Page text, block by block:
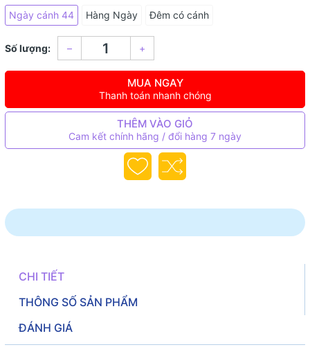
Ngày cánh 44
Hàng Ngày Đêm có cánh
Số lượng: – +
MUA NGAY
Thanh toán nhanh chóng
THÊM VÀO GIỎ
Cam kết chính hãng / đổi hàng 7 ngày
CHI TIẾT
THÔNG SỐ SẢN PHẨM
ĐÁNH GIÁ